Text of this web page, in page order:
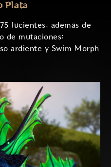
Plata
lucientes, además de
de mutaciones:
ardiente y Swim Morph